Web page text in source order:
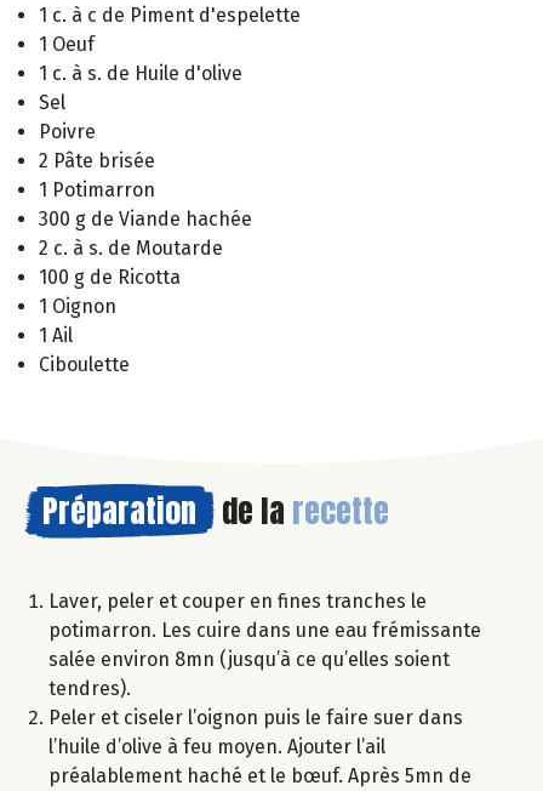
1 c. à c de Piment d'espelette
1 Oeuf
1 c. à s. de Huile d'olive
Sel
Poivre
2 Pâte brisée
1 Potimarron
300 g de Viande hachée
2 c. à s. de Moutarde
100 g de Ricotta
1 Oignon
1 Ail
Ciboulette
Préparation de la recette
Laver, peler et couper en fines tranches le
potimarron. Les cuire dans une eau frémissante
salée environ 8mn (jusqu’à ce qu’elles soient
tendres).
Peler et ciseler l’oignon puis le faire suer dans
l’huile d’olive à feu moyen. Ajouter l’ail
préalablement haché et le bœuf. Après 5mn de